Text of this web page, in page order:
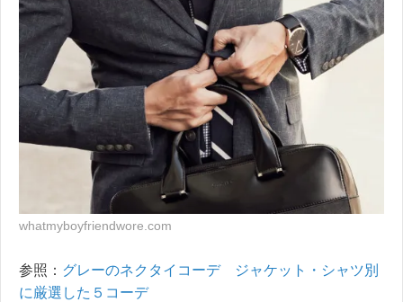
whatmyboyfriendwore.com
参照： グレーのネクタイコーデ ジャケット・シャツ別
に厳選した５コーデ